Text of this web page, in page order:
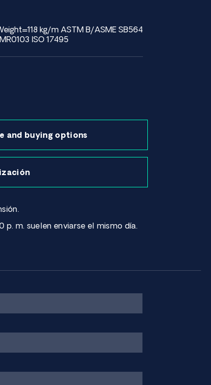
kg/m ASTM B/ASME SB564
ISO 17495
and buying options
p. m. suelen enviarse el mismo día.